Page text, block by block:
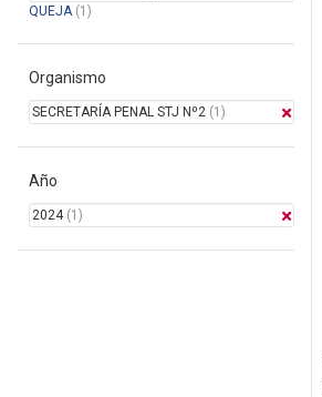
QUEJA(1)
Organismo
SECRETARÍA PENAL STJ Nº2 (1)
Año
2024(1)